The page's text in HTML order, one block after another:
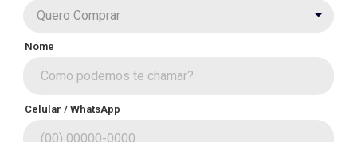
Quero Comprar
Nome
Celular / WhatsApp